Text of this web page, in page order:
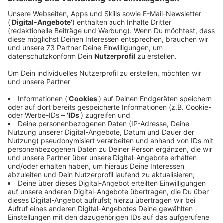
Anzeige
Unterstützung auch über Instagram
Die Gründung des Vereins geht auf eine sehr
persönliche Geschichte zurück: Marks Mutter war die
Inspiration für dieses Herzensprojekt. Sie erkrankte an
Krebs und hat den Kampf leider verloren. Aus diesem
Schicksal entstand der Wunsch, anderen Betroffenen
und ihren Familien beizustehen. Ein zentraler
Bestandteil des Vereins ist der Instagram-Account,
der Kindern und Jugendlichen als moralische Stütze
dienen soll. Er möchte Mut machen, niemals